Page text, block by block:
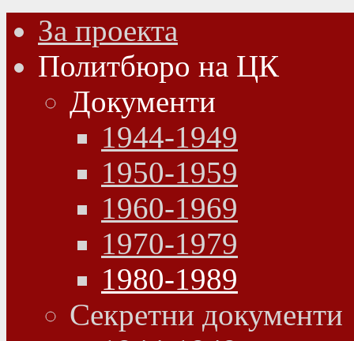
За проекта
Политбюро на ЦК
Документи
1944-1949
1950-1959
1960-1969
1970-1979
1980-1989
Секретни документи